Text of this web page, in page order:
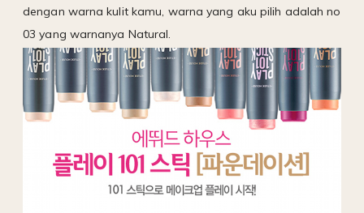
dengan warna kulit kamu, warna yang aku pilih adalah no
03 yang warnanya Natural.